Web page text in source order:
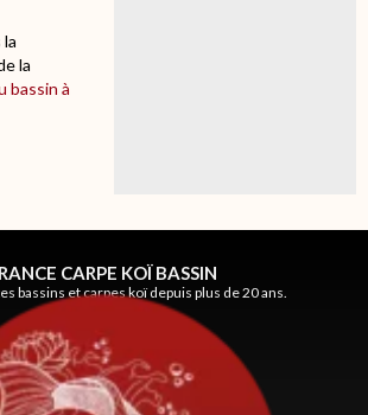
la
bassin à
CARPE KOÏ BASSIN
bassins et carpes koï depuis plus de 20 ans.